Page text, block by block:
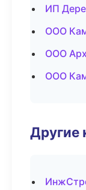
ИП
ООО
ООО
ООО
Другие